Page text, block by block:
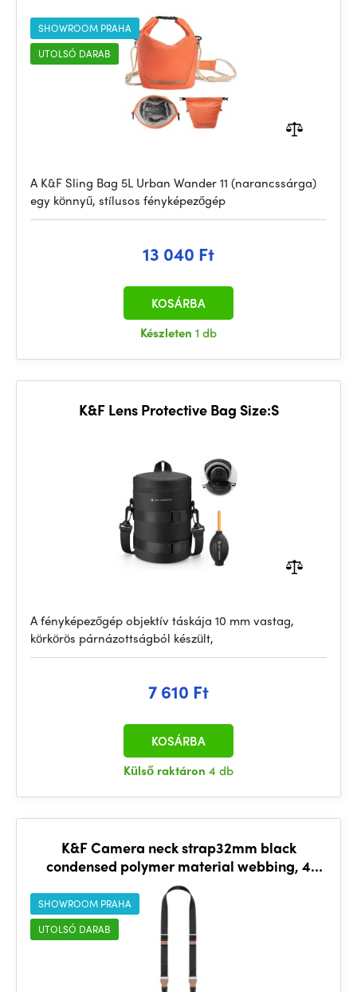
SHOWROOM PRAHA
UTOLSÓ DARAB
A K&F Sling Bag 5L Urban Wander 11 (narancssárga)
egy könnyű, stílusos fényképezőgép
13 040 Ft
Készleten 1 db
KOSÁRBA
K&F Lens Protective Bag Size:S
A fényképezőgép objektív táskája 10 mm vastag,
körkörös párnázottságból készült,
7 610 Ft
Külső raktáron 4 db
KOSÁRBA
K&F Camera neck strap32mm black
condensed polymer material webbing, 4
aluminum alloy square buckle
SHOWROOM PRAHA
UTOLSÓ DARAB